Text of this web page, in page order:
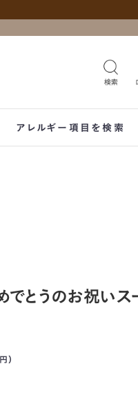
アレルギー項目を検索
でとうのお祝いス
円）